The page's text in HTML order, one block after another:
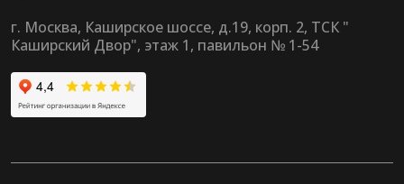
г. Москва, Каширское шоссе, д.19, корп. 2, ТСК "
Каширский Двор", этаж 1, павильон № 1-54